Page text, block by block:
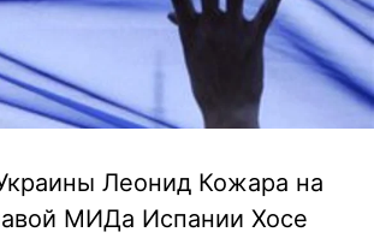
Леонид Кожара на
МИДа Испании Хосе